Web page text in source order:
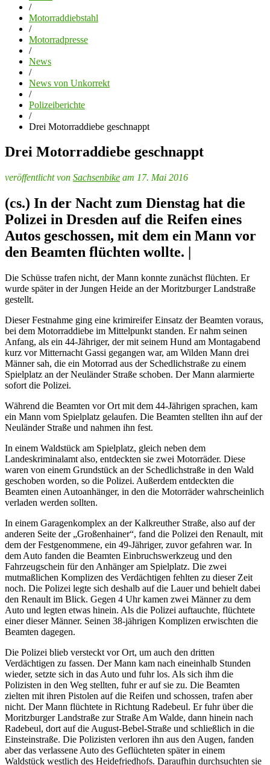
/
Motorraddiebstahl
/
Motorradpresse
/
News
/
News von Unkorrekt
/
Polizeiberichte
/
Drei Motorraddiebe geschnappt
Drei Motorraddiebe geschnappt
veröffentlicht von Sachsenbike am 17. Mai 2016
(cs.) In der Nacht zum Dienstag hat die
Polizei in Dresden auf die Reifen eines
Autos geschossen, mit dem ein Mann vor
den Beamten flüchten wollte. |
Die Schüsse trafen nicht, der Mann konnte zunächst flüchten. Er
wurde später in der Jungen Heide an der Moritzburger Landstraße
gestellt.
Dieser Festnahme ging eine krimireifer Einsatz der Beamten voraus,
bei dem Motorraddiebe im Mittelpunkt standen. Er nahm seinen
Anfang, als ein 44-Jähriger, der mit seinem Hund am Montagabend
kurz vor Mitternacht Gassi gegangen war, am Wilden Mann drei
Männer sah, die ein Motorrad aus der Schedlichstraße zu einem
Spielplatz an der Neuländer Straße schoben. Der Mann alarmierte
sofort die Polizei.
Während die Beamten vor Ort mit dem 44-Jährigen sprachen, kam
ein Mann vom Spielplatz gelaufen. Die Beamten stellten ihn auf der
Neuländer Straße und nahmen ihn fest.
In einem Waldstück am Spielplatz, gleich neben dem
Landeskriminalamt also, entdeckten sie zwei Motorräder. Diese
waren von einem Grundstück an der Schedlichstraße in den Wald
geschoben worden, so die Polizei. Außerdem entdeckten die
Beamten einen Autoanhänger, in den die Motorräder wahrscheinlich
verladen werden sollten.
In einem Garagenkomplex an der Kalkreuther Straße, also auf der
anderen Seite der „Großenhainer“, fand die Polizei den Renault, mit
dem der Festgenommene, ein 49-Jähriger, zuvor gefahren war. In
dem Auto fanden die Beamten Einbruchswerkzeug und den
Fahrzeugschein für den Anhänger am Spielplatz. Die zwei
mutmaßlichen Komplizen des Verdächtigen fehlten zu dieser Zeit
noch. Die Polizei legte sich deshalb auf die Lauer und behielt dabei
den Renault im Blick. Gegen 4 Uhr kamen zwei Männer zu dem
Auto und legten etwas hinein. Als die Polizei auftauchte, flüchtete
einer dieser Männer. Seinen 38-jährigen Komplizen erwischten die
Beamten dagegen.
Die Polizei blieb versteckt vor Ort, um auch den dritten
Verdächtigen zu fassen. Der Mann kam nach eineinhalb Stunden
wieder, setzte sich in das Auto und fuhr los. Als sich ihm die
Polizisten in den Weg stellten, fuhr er auf sie zu. Die Beamten
zielten mit ihren Pistolen auf die Reifen und schossen, trafen aber
nicht. Der Mann flüchtete in Richtung Radebeul. Er fuhr über die
Moritzburger Landstraße zur Straße Am Walde, dann hinein nach
Radebeul, dort auf die August-Bebel-Straße und schließlich in die
Einsteinstraße. Die Polizisten verloren ihn aus den Augen, fanden
aber das verlassene Auto des Geflüchteten später in einem
Waldstück westlich des Heidefriedhofs. Daraufhin durchsuchten sie